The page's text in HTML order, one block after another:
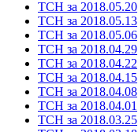
ТСН за 2018.05.20
ТСН за 2018.05.13
ТСН за 2018.05.06
ТСН за 2018.04.29
ТСН за 2018.04.22
ТСН за 2018.04.15
ТСН за 2018.04.08
ТСН за 2018.04.01
ТСН за 2018.03.25